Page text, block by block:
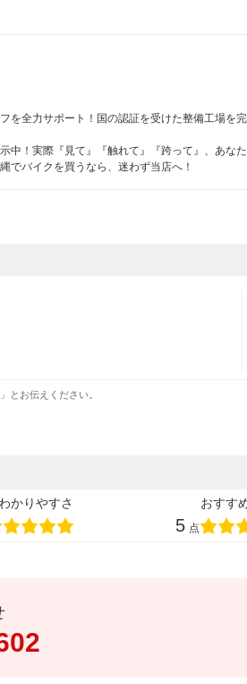
全力サポート！国の認証を受けた整備工場を
中！実際『見て』『触れて』『跨って』、あな
でバイクを買うなら、迷わず当店へ！
とお伝えください。
かりやすさ おすす
5 点